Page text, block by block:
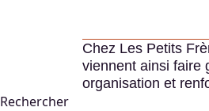
Chez Les Petits
viennent ainsi faire
organisation et
Rechercher